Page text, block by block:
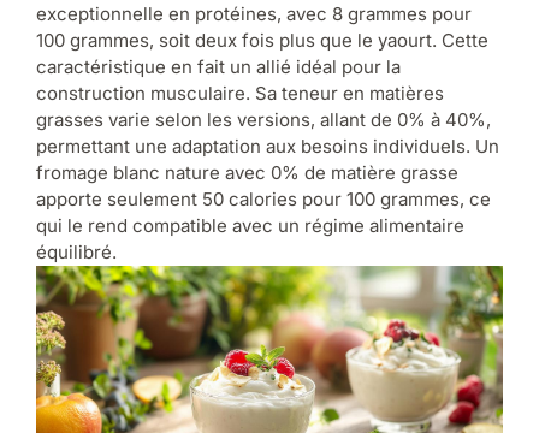
exceptionnelle en protéines, avec 8 grammes pour
100 grammes, soit deux fois plus que le yaourt. Cette
caractéristique en fait un allié idéal pour la
construction musculaire. Sa teneur en matières
grasses varie selon les versions, allant de 0% à 40%,
permettant une adaptation aux besoins individuels. Un
fromage blanc nature avec 0% de matière grasse
apporte seulement 50 calories pour 100 grammes, ce
qui le rend compatible avec un régime alimentaire
équilibré.